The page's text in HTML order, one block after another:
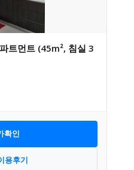
트먼트 (45m², 침실 3
확인
용후기